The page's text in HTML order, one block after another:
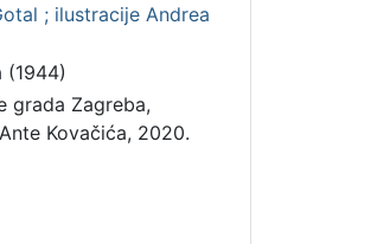
; ilustracije Andrea
(1944)
grada Zagreba,
Kovačića, 2020.